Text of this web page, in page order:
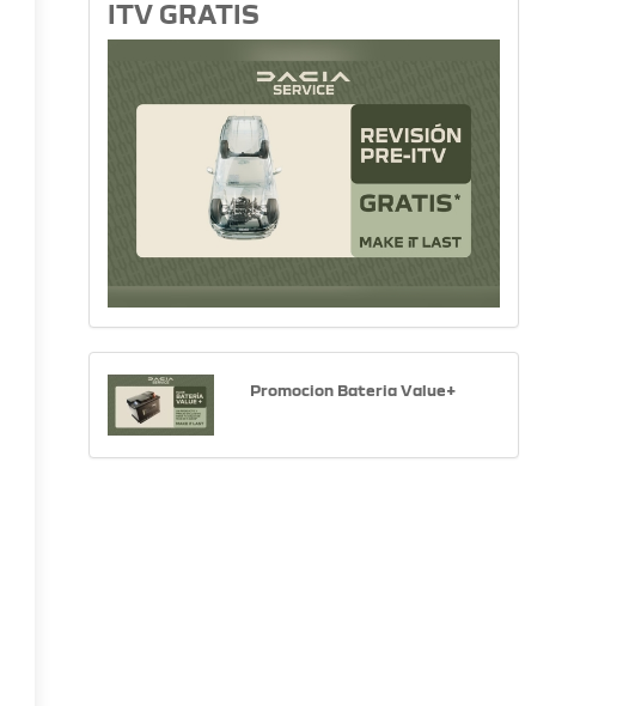
ITV GRATIS
Promocion Bateria Value+